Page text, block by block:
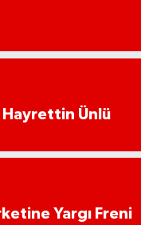
Hayrettin Ünlü
Yargı Freni